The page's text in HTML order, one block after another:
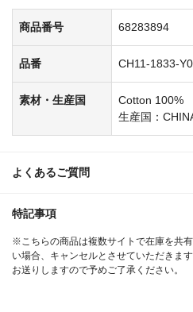
商品番号 68283894
品番 CH11-1833-
素材・生産国
Cotton 100%
生産国：
よくあるご質問
特記事項
※こちらの商品は複数サイトで在庫を共
い場合、キャンセルとさせていただきま
お送りしますので予めご了承ください。